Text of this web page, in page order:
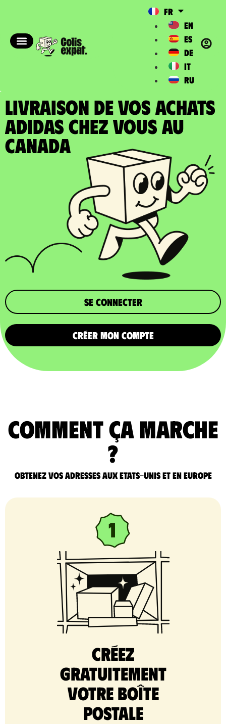
FR
EN
ES
DE
IT
RU
LIVRAISON DE VOS ACHATS
ADIDAS chez vous au
Canada
Se connecter
CRÉER MON COMPTE
comment ça marche
?
Obtenez vos adresses aux Etats-Unis et en Europe
Créez
gratuitement
votre Boîte
postale